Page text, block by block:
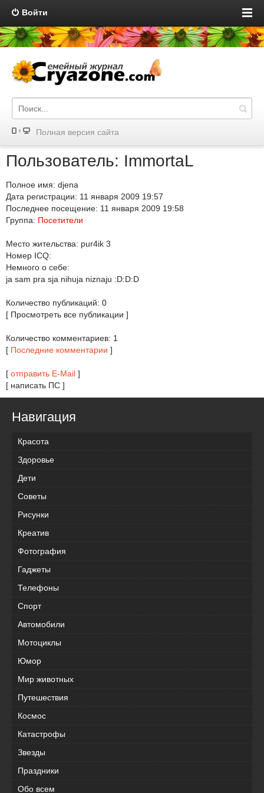
Войти
Полная версия сайта
Пользователь: ImmortaL
Полное имя: djena
Дата регистрации: 11 января 2009 19:57
Последнее посещение: 11 января 2009 19:58
Группа: Посетители
Место жительства: pur4ik 3
Номер ICQ:
Немного о себе:
ja sam pra sja nihuja niznaju :D:D:D
Количество публикаций: 0
[ Просмотреть все публикации ]
Количество комментариев: 1
[ Последние комментарии ]
[ отправить E-Mail ]
[ написать ПС ]
Навигация
Красота
Здоровье
Дети
Советы
Рисунки
Креатив
Фотография
Гаджеты
Телефоны
Спорт
Автомобили
Мотоциклы
Юмор
Мир животных
Путешествия
Космос
Катастрофы
Звезды
Праздники
Обо всем